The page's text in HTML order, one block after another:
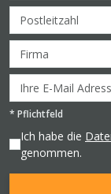
* Pflichtfeld
Ich habe die
genommen.